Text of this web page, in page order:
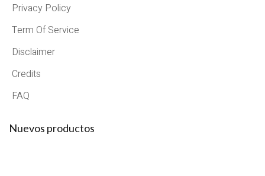
Privacy Policy
Term Of Service
Disclaimer
Credits
FAQ
Nuevos productos